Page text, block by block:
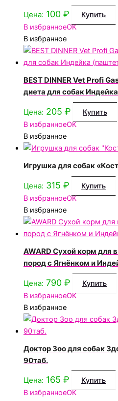
Цена: 100 ₽
Купить
В избранноеOK
В избранное
BEST DINNER Vet Profi
диета для собак
Цена: 205 ₽
Купить
В избранноеOK
В избранное
Игрушка для собак
Цена: 315 ₽
Купить
В избранноеOK
В избранное
AWARD Сухой корм для
пород с Ягнёнком и
Цена: 790 ₽
Купить
В избранноеOK
В избранное
Доктор Зоо для собак
90таб.
Цена: 165 ₽
Купить
В избранноеOK